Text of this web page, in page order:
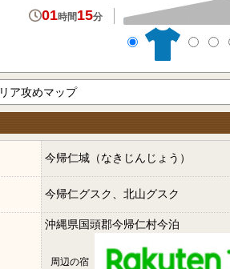
01時間15分
リア攻めマップ
今帰仁城（なきじんじょう）
今帰仁グスク、北山グスク
沖縄県国頭郡今帰仁村今泊
周辺の宿